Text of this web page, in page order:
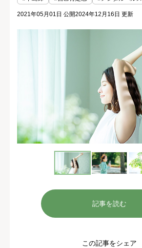
2021年05月01日 公開2024年12月16日 更新
記事を読む
この記事をシェア